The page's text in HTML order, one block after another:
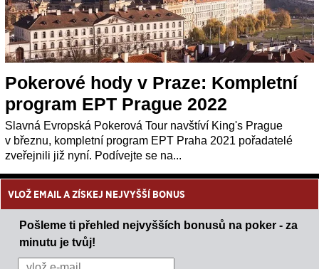
Pokerové hody v Praze: Kompletní
program EPT Prague 2022
Slavná Evropská Pokerová Tour navštíví King's Prague
v březnu, kompletní program EPT Praha 2021 pořadatelé
zveřejnili již nyní. Podívejte se na...
VLOŽ EMAIL A ZÍSKEJ NEJVYŠŠÍ BONUS
Pošleme ti přehled nejvyšších bonusů na poker - za
minutu je tvůj!